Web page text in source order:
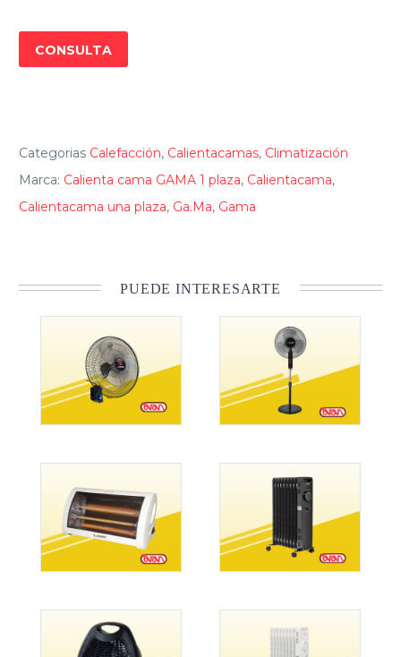
CONSULTA
Categorias Calefacción, Calientacamas, Climatización
Marca: Calienta cama GAMA 1 plaza, Calientacama,
Calientacama una plaza, Ga.Ma, Gama
PUEDE INTERESARTE